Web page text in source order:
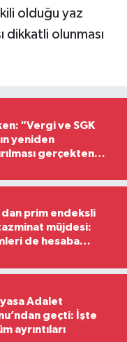
olduğu yaz
dikkatli olunması
"Vergi ve SGK
yeniden
gerçekten
prim endeksli
müjdesi:
de hesaba
Adalet
geçti: İşte
ayrıntıları